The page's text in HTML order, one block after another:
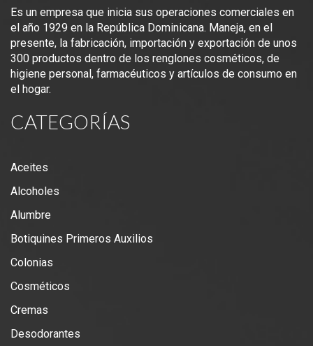
Es un empresa que inicia sus operaciones comerciales en
el año 1929 en la República Dominicana. Maneja, en el
presente, la fabricación, importación y exportación de unos
300 productos dentro de los renglones cosméticos, de
higiene personal, farmacéuticos y artículos de consumo en
el hogar.
CATEGORÍAS
Aceites
Alcoholes
Alumbre
Botiquines Primeros Auxilios
Colonias
Cosméticos
Cremas
Desodorantes